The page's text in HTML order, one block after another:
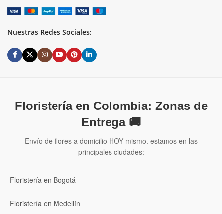
Nuestras Redes Sociales:
Floristería en Colombia: Zonas de
Entrega 🚚
Envío de flores a domicilio HOY mismo. estamos en las
principales ciudades:
Floristería en Bogotá
Floristería en Medellín